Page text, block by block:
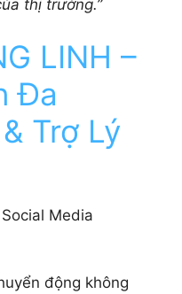
thị trường.”
LINH –
Đa
Trợ Lý
Media
động không